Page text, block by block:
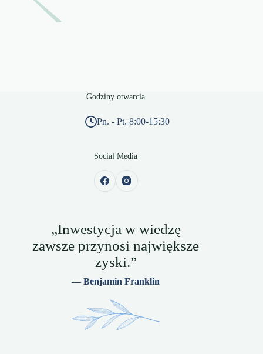
Godziny otwarcia
Pn. - Pt. 8:00-15:30
Social Media
„Inwestycja w wiedzę
zawsze przynosi największe
zyski.”
— Benjamin Franklin